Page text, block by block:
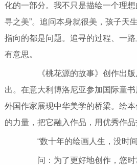
化的一部分。我不只是描绘一个理
寻之美”。追问本身就很美，孩子天
指向的都是问题。追寻的过程、一
有意思。
《桃花源的故事》创作出版
出。在意大利博洛尼亚参加国际童
外国作家展现中华美学的桥梁。绘
的力量，把它融入作品，用优秀作品
“数十年的绘画人生，没时间
问：为了更好地创作，您时